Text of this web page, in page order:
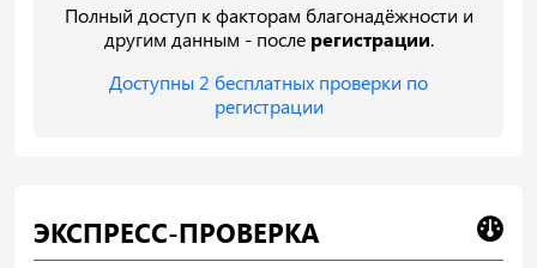
Полный доступ к факторам благонадёжности и
другим данным - после регистрации.
Доступны 2 бесплатных проверки по
регистрации
ЭКСПРЕСС-ПРОВЕРКА